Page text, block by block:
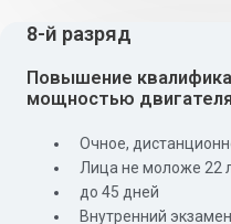
8-й разряд
Повышение
мощностью
Очное,
Лица не моложе 22
до 45 дней
Внутренний экзамен